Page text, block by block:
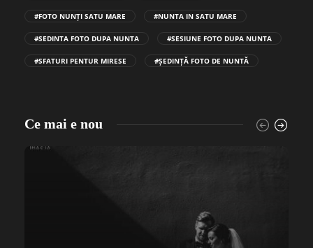
#FOTO NUNȚI SATU MARE #NUNTA IN SATU MARE
#SEDINTA FOTO DUPA NUNTA #SESIUNE FOTO DUPA NUNTA
#SFATURI PENTUR MIRESE #ȘEDINȚĂ FOTO DE NUNTĂ
Ce mai e nou